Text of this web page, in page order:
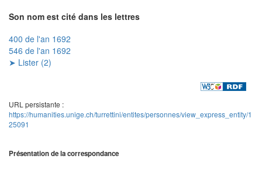
Son nom est cité dans les lettres
400 de l'an 1692
546 de l'an 1692
➤ Lister (2)
URL persistante :
https://humanities.unige.ch/turrettini/entites/personnes/view_express_entity/1
25091
Présentation de la correspondance